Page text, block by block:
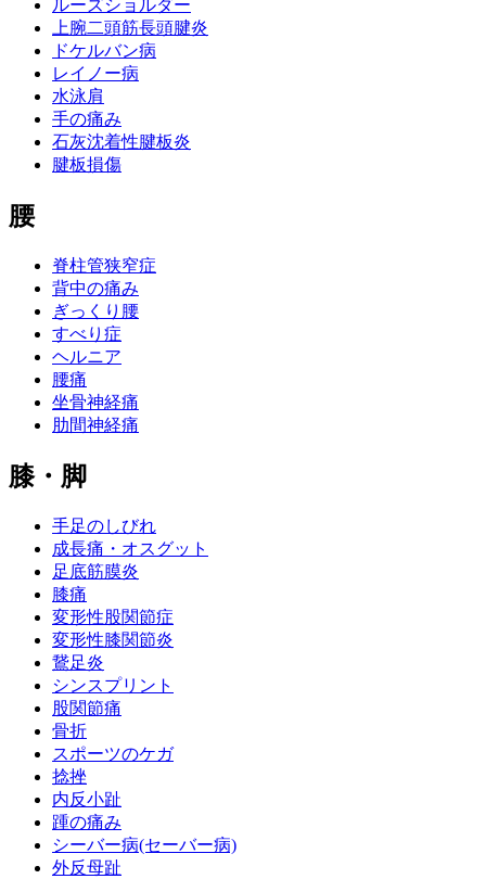
ルーズショルダー
上腕二頭筋長頭腱炎
ドケルバン病
レイノー病
水泳肩
手の痛み
石灰沈着性腱板炎
腱板損傷
腰
脊柱管狭窄症
背中の痛み
ぎっくり腰
すべり症
ヘルニア
腰痛
坐骨神経痛
肋間神経痛
膝・脚
手足のしびれ
成長痛・オスグット
足底筋膜炎
膝痛
変形性股関節症
変形性膝関節炎
鵞足炎
シンスプリント
股関節痛
骨折
スポーツのケガ
捻挫
内反小趾
踵の痛み
シーバー病(セーバー病)
外反母趾